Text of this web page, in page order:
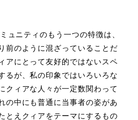
ュニティのもう一つの特徴は、
前のように混ざっていることだ
アにとって友好的ではないスペ
るが、私の印象ではいろいろな
クィアな人々が一定数関わって
の中にも普通に当事者の姿があ
とえクィアをテーマにするもの